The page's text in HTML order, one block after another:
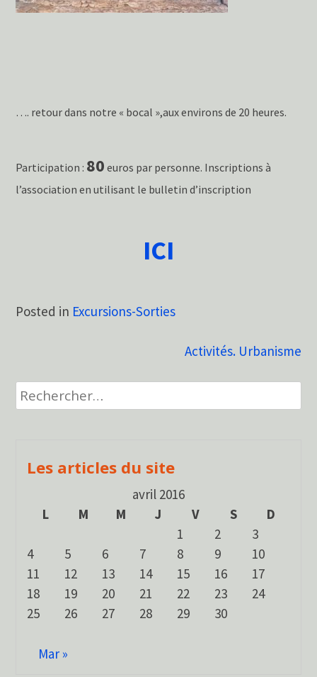
…. retour dans notre « bocal »,aux environs de 20 heures.
Participation : 80 euros par personne. Inscriptions à
l’association en utilisant le bulletin d’inscription
ICI
Posted in Excursions-Sorties
de
l’article
Activités. Urbanisme
Rechercher :
Les articles du site
avril 2016
L
M M J V S
D
1
2
3
4
5 6 7 8 9
10
11
12 13 14 15 16
17
18
19 20 21 22 23
24
25
26 27 28 29 30
Mar »